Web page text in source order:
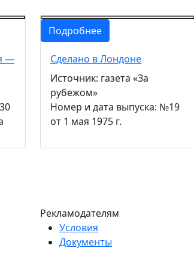
—
Подробнее
Сделано в Лондоне
Источник: газета «За
рубежом»
Номер и дата выпуска: №19
от 1 мая 1975 г.
Рекламодателям
Условия
Документы